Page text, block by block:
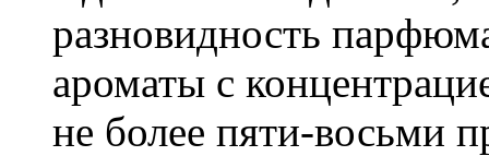
разновидность
ароматы с
не более пяти-восьми